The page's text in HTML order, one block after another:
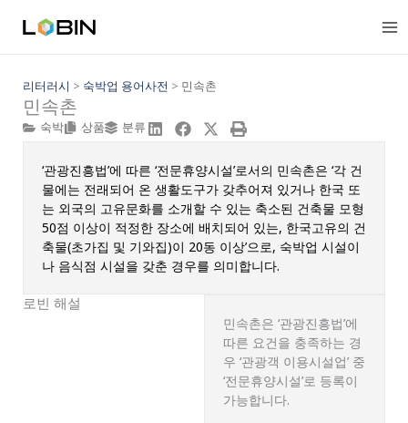
리터러시 > 숙박업 용어사전 > 민속촌
민속촌
숙박 상품 분류
‘관광진흥법’에 따른 ‘전문휴양시설’로서의 민속촌은 ‘각 건
물에는 전래되어 온 생활도구가 갖추어져 있거나 한국 또
는 외국의 고유문화를 소개할 수 있는 축소된 건축물 모형
50점 이상이 적정한 장소에 배치되어 있는, 한국고유의 건
축물(초가집 및 기와집)이 20동 이상’으로, 숙박업 시설이
나 음식점 시설을 갖춘 경우를 의미합니다.
로빈 해설
민속촌은 ‘관광진흥법’에
따른 요건을 충족하는 경
우 ‘관광객 이용시설업’ 중
‘전문휴양시설’로 등록이
가능합니다.